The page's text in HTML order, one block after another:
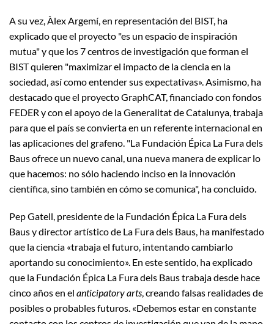
A su vez, Àlex Argemí, en representación del BIST, ha
explicado que el proyecto "es un espacio de inspiración
mutua" y que los 7 centros de investigación que forman el
BIST quieren "maximizar el impacto de la ciencia en la
sociedad, así como entender sus expectativas». Asimismo, ha
destacado que el proyecto GraphCAT, financiado con fondos
FEDER y con el apoyo de la Generalitat de Catalunya, trabaja
para que el país se convierta en un referente internacional en
las aplicaciones del grafeno. "La Fundación Épica La Fura dels
Baus ofrece un nuevo canal, una nueva manera de explicar lo
que hacemos: no sólo haciendo inciso en la innovación
científica, sino también en cómo se comunica", ha concluido.
Pep Gatell, presidente de la Fundación Épica La Fura dels
Baus y director artístico de La Fura dels Baus, ha manifestado
que la ciencia «trabaja el futuro, intentando cambiarlo
aportando su conocimiento». En este sentido, ha explicado
que la Fundación Épica La Fura dels Baus trabaja desde hace
cinco años en el anticipatory arts, creando falsas realidades de
posibles o probables futuros. «Debemos estar en constante